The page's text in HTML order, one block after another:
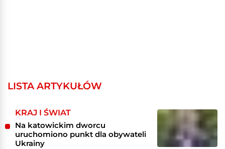
LISTA ARTYKUŁÓW
KRAJ I ŚWIAT
Na katowickim dworcu
uruchomiono punkt dla obywateli
Ukrainy